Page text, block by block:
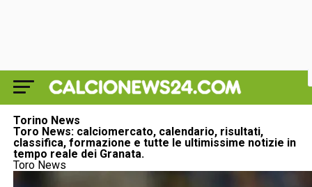
Torino News
Toro News: calciomercato, calendario, risultati,
classifica, formazione e tutte le ultimissime notizie in
tempo reale dei Granata.
Toro News